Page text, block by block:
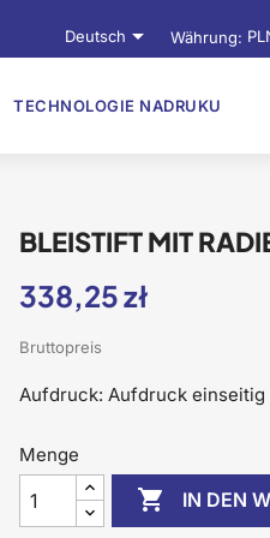
Deutsch Währung:
TECHNOLOGIE NADRUKU
BLEISTIFT MIT
338,25 zł
Bruttopreis
Aufdruck: Aufdruck einseitig
Menge
 IN DEN